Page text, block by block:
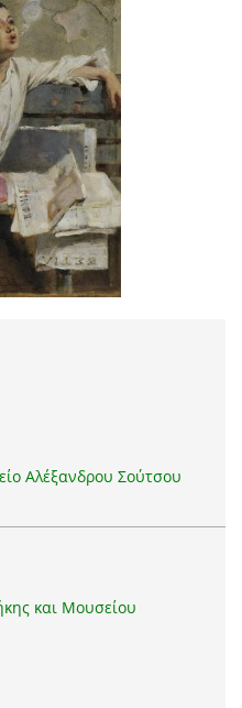
Αλέξανδρου Σούτσου
και Μουσείου